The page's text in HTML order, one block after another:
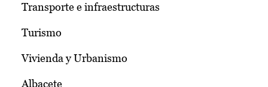
Transporte e infraestructuras
Turismo
Vivienda y Urbanismo
Albacete